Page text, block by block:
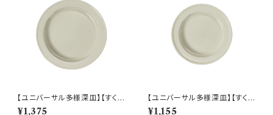
【ユニバーサル多様深皿】【すくい
やすいうつわ】19cm ディーププ
¥1,375
【ユニバーサル多様深皿】【すくい
やすいうつわ】16.5cm ディープ
¥1,155